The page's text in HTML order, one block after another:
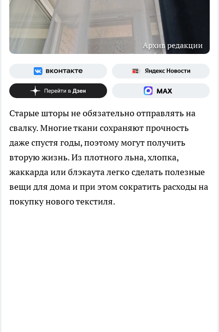
Архив редакции
Старые шторы не обязательно отправлять на
свалку. Многие ткани сохраняют прочность
даже спустя годы, поэтому могут получить
вторую жизнь. Из плотного льна, хлопка,
жаккарда или блэкаута легко сделать полезные
вещи для дома и при этом сократить расходы на
покупку нового текстиля.